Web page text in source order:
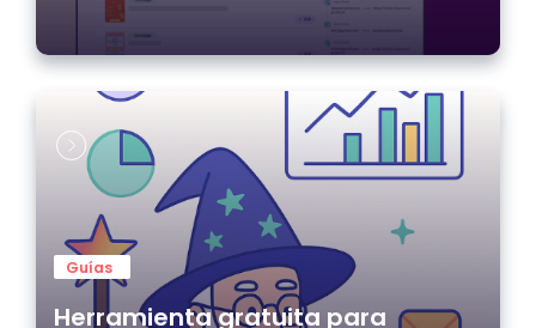
Guías
Herramienta gratuita para